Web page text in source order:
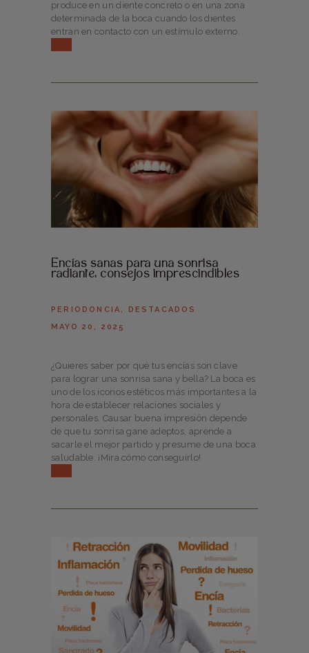
produce en un diente concreto o en una zona
determinada de la boca cuando los dientes
entran en contacto con un estímulo externo.
Encías sanas para una sonrisa
radiante: consejos imprescindibles
PERIODONCIA ,
DESTACADOS
MAYO 20, 2025
¿Quieres saber por qué tus encías son clave
para lograr una sonrisa sana y bella? La boca es
uno de los iconos estéticos más importantes a la
hora de establecer relaciones sociales y
personales. Causar buena impresión depende
de que tu sonrisa gane adeptos, aprende a
sacarle el mejor partido y presume de una boca
saludable. ¡Mira cómo conseguirlo!